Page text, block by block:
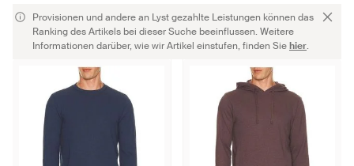
Provisionen und andere an Lyst gezahlte Leistungen können das
Ranking des Artikels bei dieser Suche beeinflussen. Weitere
Informationen darüber, wie wir Artikel einstufen, finden Siehier.